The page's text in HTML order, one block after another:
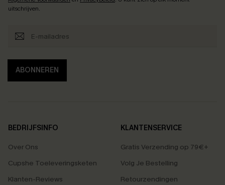
uitschrijven.
ABONNEREN
BEDRIJFSINFO
Over Ons
Cupshe Toeleveringsketen
Klanten-Reviews
KLANTENSERVICE
Gratis Verzending op 79€+
Volg Je Bestelling
Retourzendingen